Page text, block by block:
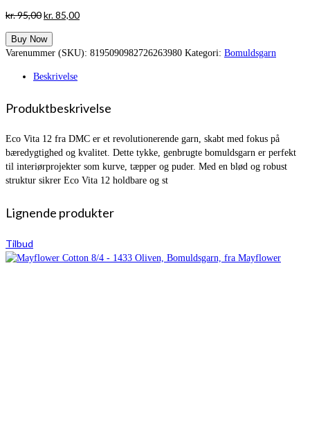
kr.95,00Den
pris
var:
kr.85,00Den
er:
Buy Now
Varenummer (SKU): 8195090982726263980 Kategori: Bomuldsgarn
Beskrivelse
Produktbeskrivelse
Eco Vita 12 fra DMC er et revolutionerende garn, skabt med fokus på
bæredygtighed og kvalitet. Dette tykke, genbrugte bomuldsgarn er perfekt
til interiørprojekter som kurve, tæpper og puder. Med en blød og robust
struktur sikrer Eco Vita 12 holdbare og st
Lignende produkter
Tilbud